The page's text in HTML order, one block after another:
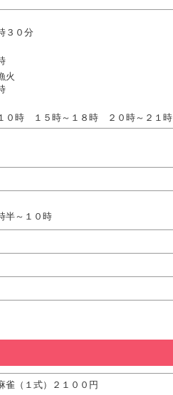
３０分
火
０時 １５時～１８時 ２０時～２１時
半～１０時
（１式）２１００円